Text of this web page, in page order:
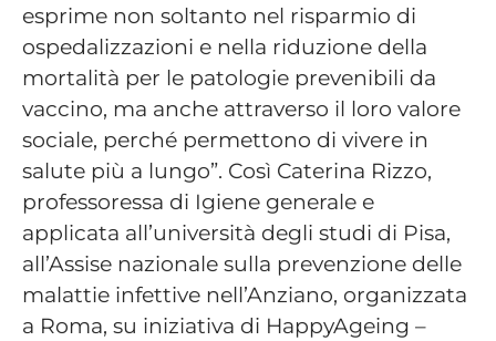
esprime non soltanto nel risparmio di
ospedalizzazioni e nella riduzione della
mortalità per le patologie prevenibili da
vaccino, ma anche attraverso il loro valore
sociale, perché permettono di vivere in
salute più a lungo”. Così Caterina Rizzo,
professoressa di Igiene generale e
applicata all’università degli studi di Pisa,
all’Assise nazionale sulla prevenzione delle
malattie infettive nell’Anziano, organizzata
a Roma, su iniziativa di HappyAgeing –